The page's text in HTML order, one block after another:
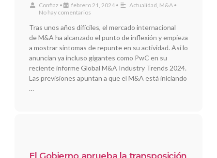
Confiaz • febrero 21, 2024 • Actualidad, M&A •
No hay comentarios
Tras unos años difíciles, el mercado internacional
de M&A ha alcanzado el punto de inflexión y empieza
a mostrar síntomas de repunte en su actividad. Así lo
anuncian ya incluso gigantes como PwC en su
reciente informe Global M&A Industry Trends 2024.
Las previsiones apuntan a que el M&A está iniciando
…